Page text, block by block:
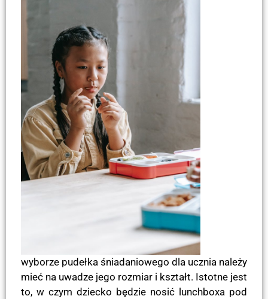
wyborze pudełka śniadaniowego dla ucznia należy
mieć na uwadze jego rozmiar i kształt. Istotne jest
to, w czym dziecko będzie nosić lunchboxa pod